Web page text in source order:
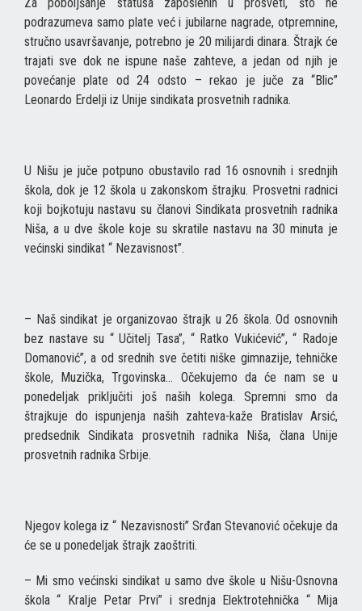
podrazumeva samo plate već i jubilarne nagrade, otpremnine,
stručno usavršavanje, potrebno je 20 milijardi dinara. Štrajk će
trajati sve dok ne ispune naše zahteve, a jedan od njih je
povećanje plate od 24 odsto – rekao je juče za “Blic”
Leonardo Erdelji iz Unije sindikata prosvetnih radnika.
U Nišu je juče potpuno obustavilo rad 16 osnovnih i srednjih
škola, dok je 12 škola u zakonskom štrajku. Prosvetni radnici
koji bojkotuju nastavu su članovi Sindikata prosvetnih radnika
Niša, a u dve škole koje su skratile nastavu na 30 minuta je
većinski sindikat “ Nezavisnost”.
– Naš sindikat je organizovao štrajk u 26 škola. Od osnovnih
bez nastave su “ Učitelj Tasa”, “ Ratko Vukićević”, “ Radoje
Domanović”, a od srednih sve četiti niške gimnazije, tehničke
škole, Muzička, Trgovinska… Očekujemo da će nam se u
ponedeljak priključiti još naših kolega. Spremni smo da
štrajkuje do ispunjenja naših zahteva-kaže Bratislav Arsić,
predsednik Sindikata prosvetnih radnika Niša, člana Unije
prosvetnih radnika Srbije.
Njegov kolega iz “ Nezavisnosti” Srđan Stevanović očekuje da
će se u ponedeljak štrajk zaoštriti.
– Mi smo većinski sindikat u samo dve škole u Nišu-Osnovna
škola “ Kralje Petar Prvi” i srednja Elektrotehnička “ Mija